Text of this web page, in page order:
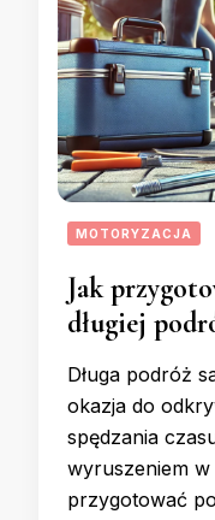
MOTORYZACJA
Jak
długiej
Długa podróż
okazja do
spędzania
wyruszeniem
przygotować